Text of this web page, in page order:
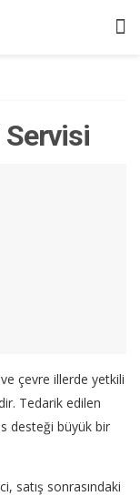
ve çevre illerde yetkili
Tedarik edilen
desteği büyük bir
satış sonrasındaki